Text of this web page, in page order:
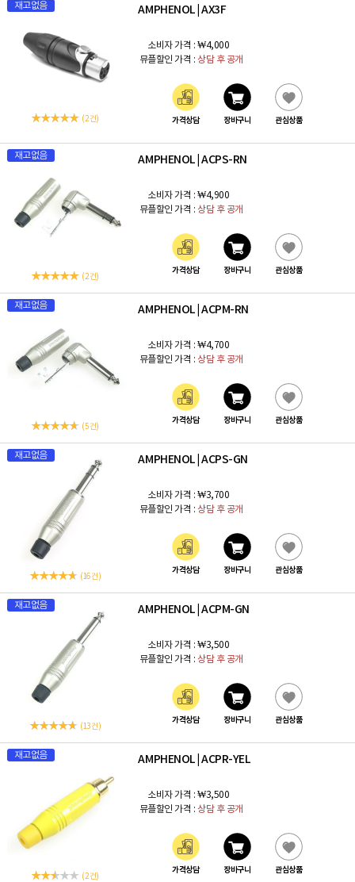
재고없음
(2 건)
AMPHENOL AX3F
소비자 가격 : ₩4,000
뮤플할인 가격 : 상담 후 공개
가격상담 장바구니 관심상품
재고없음
(2 건)
AMPHENOL ACPS-RN
소비자 가격 : ₩4,900
뮤플할인 가격 : 상담 후 공개
가격상담 장바구니 관심상품
재고없음
(5 건)
AMPHENOL ACPM-RN
소비자 가격 : ₩4,700
뮤플할인 가격 : 상담 후 공개
가격상담 장바구니 관심상품
재고없음
(16 건)
AMPHENOL ACPS-GN
소비자 가격 : ₩3,700
뮤플할인 가격 : 상담 후 공개
가격상담 장바구니 관심상품
재고없음
(13 건)
AMPHENOL ACPM-GN
소비자 가격 : ₩3,500
뮤플할인 가격 : 상담 후 공개
가격상담 장바구니 관심상품
재고없음
(2 건)
AMPHENOL ACPR-YEL
소비자 가격 : ₩3,500
뮤플할인 가격 : 상담 후 공개
가격상담 장바구니 관심상품